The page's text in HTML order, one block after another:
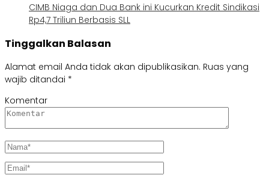
CIMB Niaga dan Dua Bank ini Kucurkan Kredit Sindikasi
Rp4,7 Triliun Berbasis SLL
Tinggalkan Balasan
Alamat email Anda tidak akan dipublikasikan. Ruas yang
wajib ditandai *
Komentar